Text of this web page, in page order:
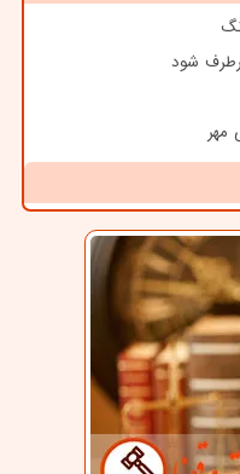
شود
مهر